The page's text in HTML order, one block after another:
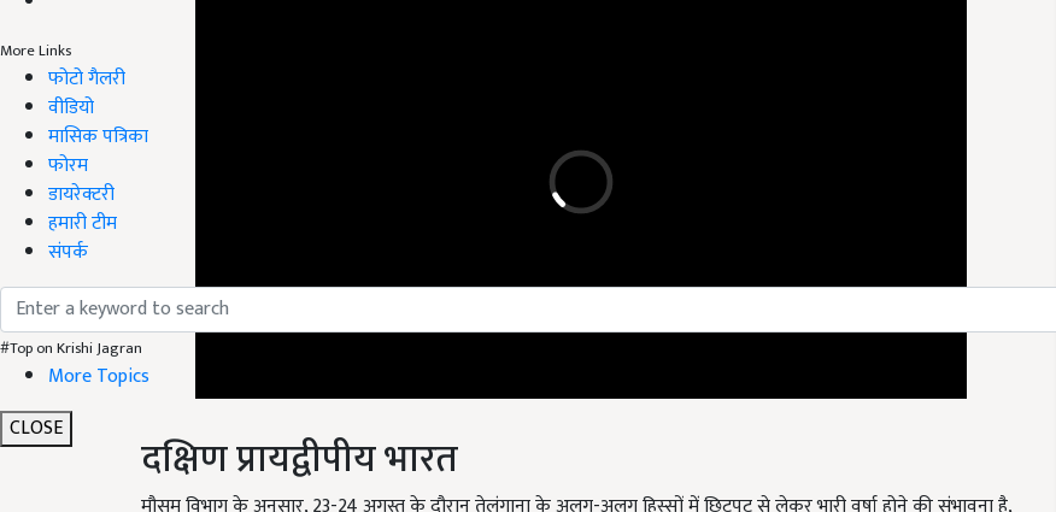
More Links
फोटो गैलरी
वीडियो
मासिक पत्रिका
फोरम
डायरेक्टरी
हमारी टीम
संपर्क
#Top on Krishi Jagran
More Topics
CLOSE
दक्षिण प्रायद्वीपीय भारत
मौसम विभाग के अनुसार, 23-24 अगस्त के दौरान तेलंगाना के अलग-अलग हिस्सों में छिटपुट से लेकर भारी वर्षा होने की संभावना है,